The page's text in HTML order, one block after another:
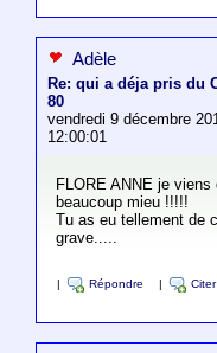
Adèle
Re: qui a déja pris du
80
vendredi 9 décembre
12:00:01
FLORE ANNE je
beaucoup mieu !!!!!
Tu as eu tellement de
grave.....
Répondre Citer